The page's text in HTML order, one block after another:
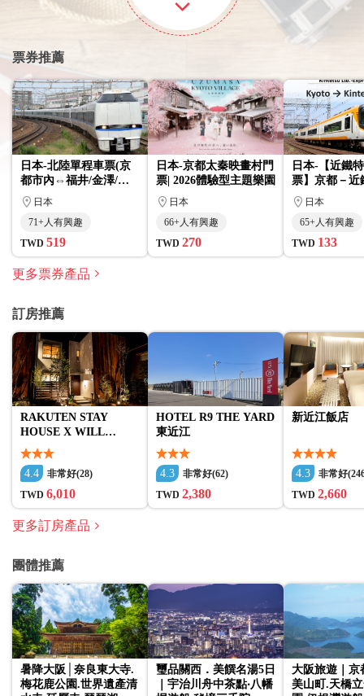
票券推薦
日本-北陸單程車票(京
都市內⇔福井/金澤/富
山)
日本
71+人有興趣
TWD 519
日本-京都太秦映畫村門
票| 2026體驗型主題樂園
日本
66+人有興趣
TWD 270
日本-【近鐵
票】京都－近
日本
65+人有興趣
TWD 133
更多票券產品
訂房推薦
RAKUTEN STAY
HOUSE X WILL
STYLE 八幡堀
4.4
非常好(28)
TWD 6,010
HOTEL R9 THE YARD
東近江
4.3
非常好(62)
TWD 2,380
新近江飯店
4.3
非常好
TWD 2,660
更多訂房產品
團體推薦
暑降大阪│奈良東大寺.
梅花鹿公園.世界遺產清
璽品關西．美饌名湯5日
｜宇治川舟中茶點‧八幡
大阪旅遊｜京
美山町.天橋